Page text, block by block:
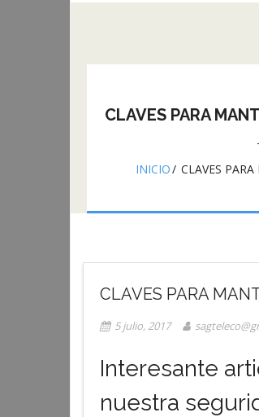
CLAVES PARA
INICIO/ CLAVES
CLAVES PARA
5 julio, 2017
Interesante
nuestra